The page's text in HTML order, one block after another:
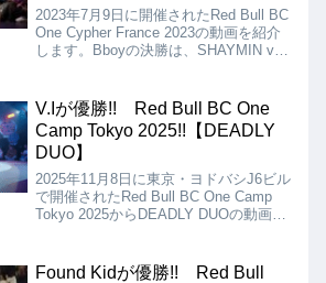
2023年7月9日に開催されたRed Bull BC
One Cypher France 2023の動画を紹介
します。Bboyの決勝は、SHAYMIN vs.
し...
V.Iが優勝!! Red Bull BC One
Camp Tokyo 2025!!【DEADLY
DUO】
2025年11月8日に東京・ヨドバシJ6ビル
で開催されたRed Bull BC One Camp
Tokyo 2025からDEADLY DUOの動画を
り...
Found Kidが優勝!! Red Bull